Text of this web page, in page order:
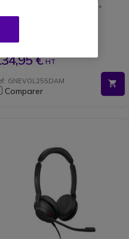
Réduction active du bruit
(ANC)
Busylight à 360° intégrée
Jusqu'à 18h d'autonomie
Version MS : certifié Microsoft
€ HT
GNEVOL255DAM
Comparer